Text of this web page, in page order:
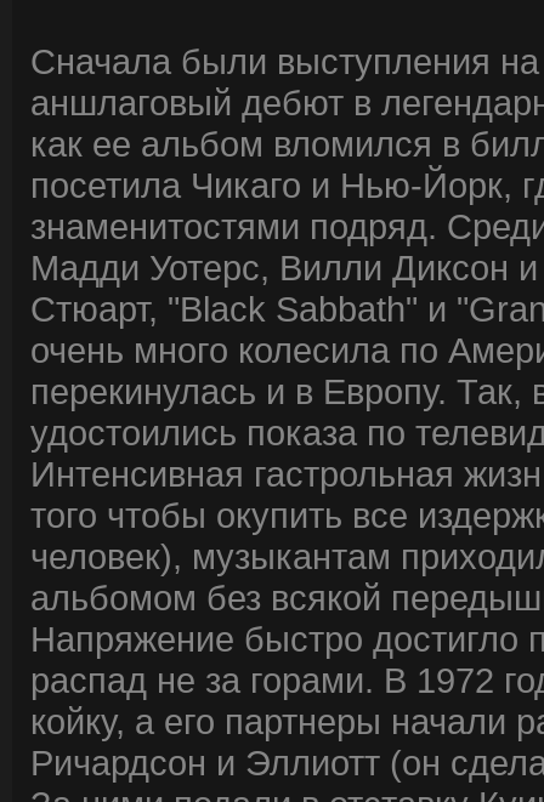
Сначала были выступления
аншлаговый дебют в
как ее альбом вломился в
посетила Чикаго и Нью-Йорк,
знаменитостями подряд.
Мадди Уотерс, Вилли Диксон
Стюарт, "Black Sabbath" и
очень много колесила по
перекинулась и в Европу. Так,
удостоились показа по
Интенсивная гастрольная
того чтобы окупить все
человек), музыкантам
альбомом без всякой
Напряжение быстро достигло
распад не за горами. В 1972
койку, а его партнеры начали
Ричардсон и Эллиотт (он